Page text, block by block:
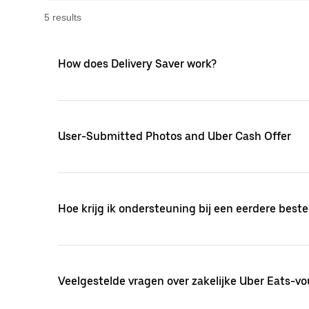
5 results
How does Delivery Saver work?
User-Submitted Photos and Uber Cash Offer
Hoe krijg ik ondersteuning bij een eerdere
Veelgestelde vragen over zakelijke Uber Eats-